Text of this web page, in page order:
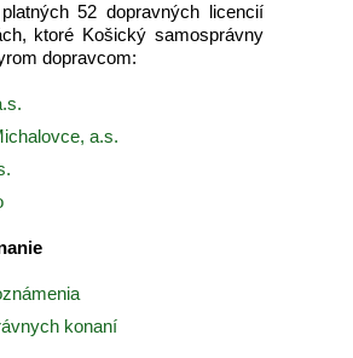
52 dopravných licencií
ktoré Košický samosprávny
dopravcom:
a.s.
konaní